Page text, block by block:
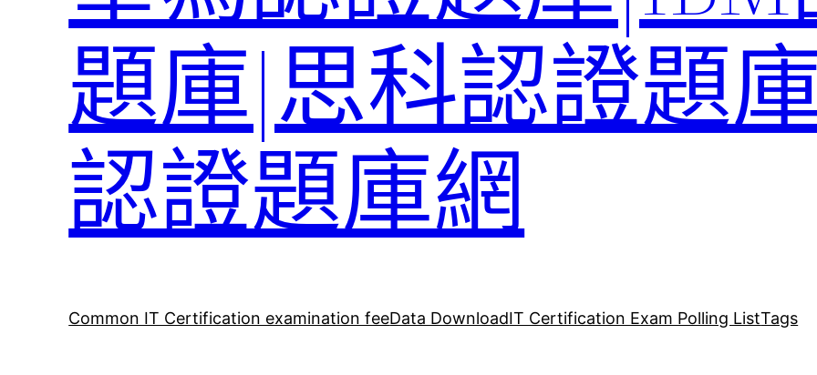
題庫|思科認證題
認證題庫網
Common IT Certification examination feeData DownloadIT Certification Exam Polling ListTags